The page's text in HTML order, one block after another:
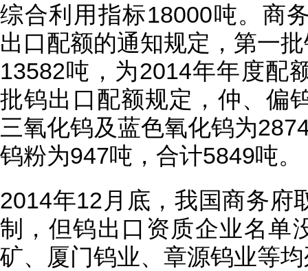
综合利用指标18000吨。商
出口配额的通知规定，第一
13582吨，为2014年年度配
批钨出口配额规定，仲、偏
三氧化钨及蓝色氧化钨为
钨粉为947吨，合计5849吨。
2014年12月底，我国商务府
制，但钨出口资质企业名单
矿、厦门钨业、章源钨业等